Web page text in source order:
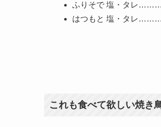
ふりそで 塩・タレ
はつもと 塩・タレ
これも食べて欲しい焼き